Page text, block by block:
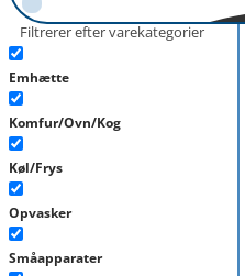
Filtrerer efter varekategorier
Emhætte
Komfur/Ovn/Kog
Køl/Frys
Opvasker
Småapparater